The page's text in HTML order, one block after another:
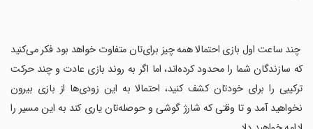
‏ چند ساعت اول بازی احتمالا همه چیز برای‌تان متفاوت خواهد بود فکر می‌کنید
که سازندگان شما را محدود کرده‌اند، اما اگر به روند بازی عادت و چند حرکت
ترکیبی را برای خودتان کشف کنید، احتمالا به این زودی‌ها از بازی بیرون
نخواهید آمد و تا وقتی که شارژ گوشی و حوصله‌تان یاری کند به این مسیر را